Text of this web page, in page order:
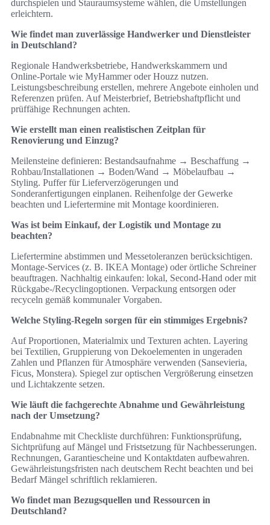
durchspielen und Stauraumsysteme wählen, die Umstellungen
erleichtern.
Wie findet man zuverlässige Handwerker und Dienstleister
in Deutschland?
Regionale Handwerksbetriebe, Handwerkskammern und
Online‑Portale wie MyHammer oder Houzz nutzen.
Leistungsbeschreibung erstellen, mehrere Angebote einholen und
Referenzen prüfen. Auf Meisterbrief, Betriebshaftpflicht und
prüffähige Rechnungen achten.
Wie erstellt man einen realistischen Zeitplan für
Renovierung und Einzug?
Meilensteine definieren: Bestandsaufnahme → Beschaffung →
Rohbau/Installationen → Boden/Wand → Möbelaufbau →
Styling. Puffer für Lieferverzögerungen und
Sonderanfertigungen einplanen. Reihenfolge der Gewerke
beachten und Liefertermine mit Montage koordinieren.
Was ist beim Einkauf, der Logistik und Montage zu
beachten?
Liefertermine abstimmen und Messetoleranzen berücksichtigen.
Montage‑Services (z. B. IKEA Montage) oder örtliche Schreiner
beauftragen. Nachhaltig einkaufen: lokal, Second‑Hand oder mit
Rückgabe‑/Recyclingoptionen. Verpackung entsorgen oder
recyceln gemäß kommunaler Vorgaben.
Welche Styling‑Regeln sorgen für ein stimmiges Ergebnis?
Auf Proportionen, Materialmix und Texturen achten. Layering
bei Textilien, Gruppierung von Dekoelementen in ungeraden
Zahlen und Pflanzen für Atmosphäre verwenden (Sansevieria,
Ficus, Monstera). Spiegel zur optischen Vergrößerung einsetzen
und Lichtakzente setzen.
Wie läuft die fachgerechte Abnahme und Gewährleistung
nach der Umsetzung?
Endabnahme mit Checkliste durchführen: Funktionsprüfung,
Sichtprüfung auf Mängel und Fristsetzung für Nachbesserungen.
Rechnungen, Garantiescheine und Kontaktdaten aufbewahren.
Gewährleistungsfristen nach deutschem Recht beachten und bei
Bedarf Mängel schriftlich reklamieren.
Wo findet man Bezugsquellen und Ressourcen in
Deutschland?